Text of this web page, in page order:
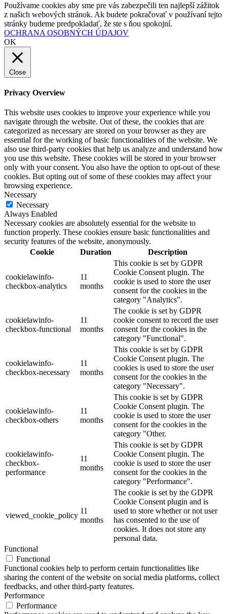
Používame cookies aby sme pre vás zabezpečili ten najlepší zážitok
z našich webových stránok. Ak budete pokračovať v používaní tejto
stránky budeme predpokladať, že ste s ňou spokojní.
OCHRANA OSOBNÝCH ÚDAJOV
OK
Close
Privacy Overview
This website uses cookies to improve your experience while you
navigate through the website. Out of these, the cookies that are
categorized as necessary are stored on your browser as they are
essential for the working of basic functionalities of the website. We
also use third-party cookies that help us analyze and understand how
you use this website. These cookies will be stored in your browser
only with your consent. You also have the option to opt-out of these
cookies. But opting out of some of these cookies may affect your
browsing experience.
Necessary
Necessary
Always Enabled
Necessary cookies are absolutely essential for the website to
function properly. These cookies ensure basic functionalities and
security features of the website, anonymously.
Cookie
Duration Description
cookielawinfo-
checkbox-analytics
11
months
This cookie is set by GDPR
Cookie Consent plugin. The
cookie is used to store the user
consent for the cookies in the
category "Analytics".
cookielawinfo-
checkbox-functional
11
months
The cookie is set by GDPR
cookie consent to record the user
consent for the cookies in the
category "Functional".
cookielawinfo-
checkbox-necessary
11
months
This cookie is set by GDPR
Cookie Consent plugin. The
cookies is used to store the user
consent for the cookies in the
category "Necessary".
cookielawinfo-
checkbox-others
11
months
This cookie is set by GDPR
Cookie Consent plugin. The
cookie is used to store the user
consent for the cookies in the
category "Other.
cookielawinfo-
checkbox-
performance
11
months
This cookie is set by GDPR
Cookie Consent plugin. The
cookie is used to store the user
consent for the cookies in the
category "Performance".
viewed_cookie_policy
11
months
The cookie is set by the GDPR
Cookie Consent plugin and is
used to store whether or not user
has consented to the use of
cookies. It does not store any
personal data.
Functional
Functional
Functional cookies help to perform certain functionalities like
sharing the content of the website on social media platforms, collect
feedbacks, and other third-party features.
Performance
Performance